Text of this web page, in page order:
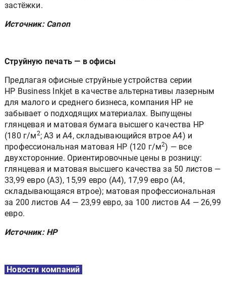
застёжки.
Источник: Canon
Струйную печать — в офисы
Предлагая офисные струйные устройства серии
HP Business Inkjet в качестве альтернативы лазерным
для малого и среднего бизнеса, компания HP не
забывает о подходящих материалах. Выпущены
глянцевая и матовая бумага высшего качества HP
(180 г/м2; А3 и А4, складывающийся втрое А4) и
профессиональная матовая HP (120 г/м2) — все
двухсторонние. Ориентировочные цены в розницу:
глянцевая и матовая высшего качества за 50 листов —
33,99 евро (А3), 15,99 евро (А4), 17,99 евро (А4,
складывающаяся втрое); матовая профессиональная
за 200 листов А4 — 23,99 евро, за 100 листов А4 — 26,99
евро.
Источник: HP
Новости компаний